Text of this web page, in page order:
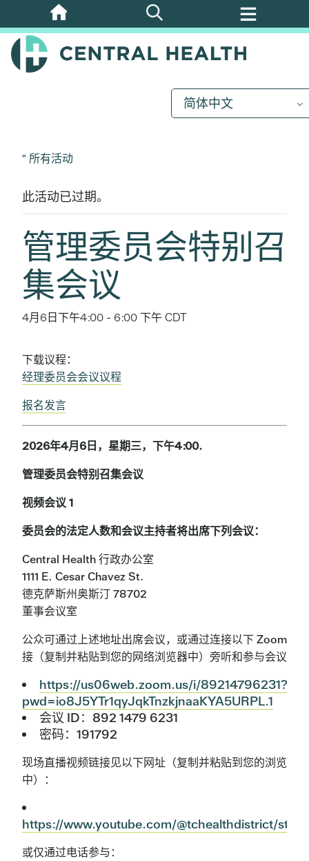
跳
至
主
简体中文
" 所有活动
此活动已过期。
管理委员会特别召
集会议
4月6日下午4:00 - 6:00 下午CDT
下载议程：
经理委员会会议议程
报名发言
2026年4月6日，星期三，下午4:00.
管理委员会特别召集会议
视频会议 1
委员会的法定人数和会议主持者将出席下列会议：
Central Health 行政办公室
1111 E. Cesar Chavez St.
德克萨斯州奥斯汀 78702
董事会议室
公众可通过上述地址出席会议，或通过连接以下 Zoom 会
接（复制并粘贴到您的网络浏览器中）旁听和参与会议：
https://us06web.zoom.us/i/89214796231?
pwd=io8J5YTr1qyJqkTnzkjnaaKYA5URPL.1
会议 ID：892 1479 6231
密码：191792
现场直播视频链接见以下网址（复制并粘贴到您的浏览器
中）：
https://www.youtube.com/@tchealthdistrict/
或仅通过电话参与：